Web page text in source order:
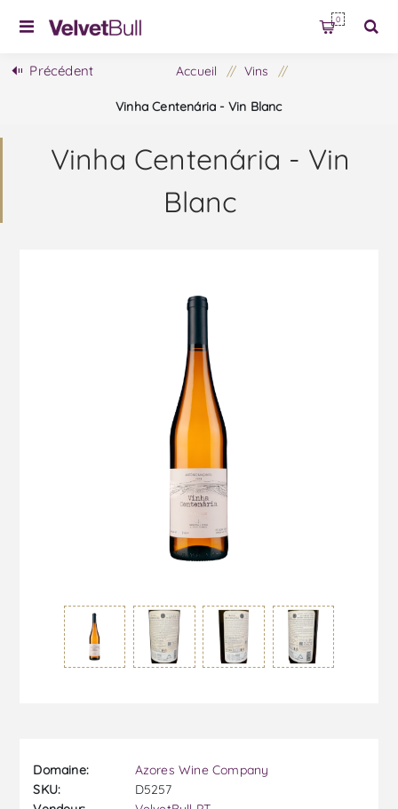
0
Précédent Accueil / Vins /
Vinha Centenária - Vin Blanc
Vinha Centenária - Vin
Blanc
Domaine:
Azores Wine Company
SKU:
D5257